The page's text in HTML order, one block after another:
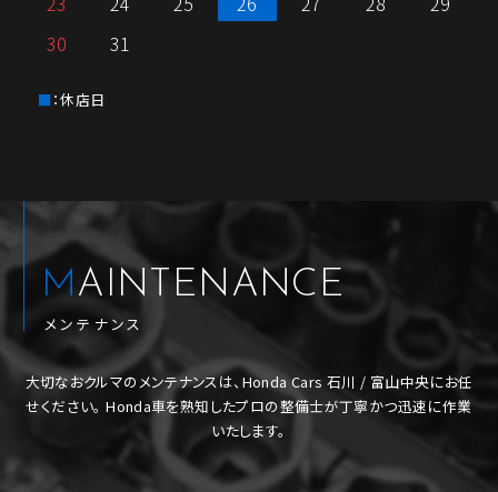
30
31
：休店日
MAINTENANCE
メンテナンス
大切なおクルマのメンテナンスは、Honda Cars 石川 / 富山中央にお任
せください。 Honda車を熟知したプロの整備士が丁寧かつ迅速に作業
いたします。